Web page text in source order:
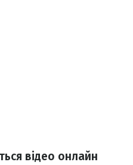
відео онлайн